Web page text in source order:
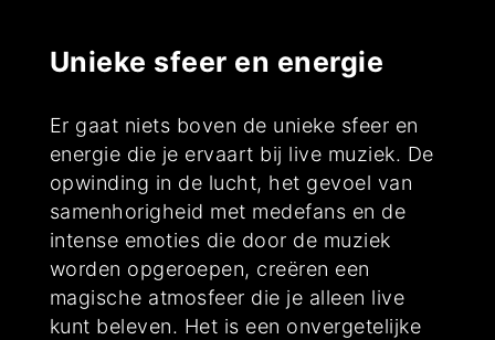
Unieke sfeer en energie
Er gaat niets boven de unieke sfeer en
energie die je ervaart bij live muziek. De
opwinding in de lucht, het gevoel van
samenhorigheid met medefans en de
intense emoties die door de muziek
worden opgeroepen, creëren een
magische atmosfeer die je alleen live
kunt beleven. Het is een onvergetelijke